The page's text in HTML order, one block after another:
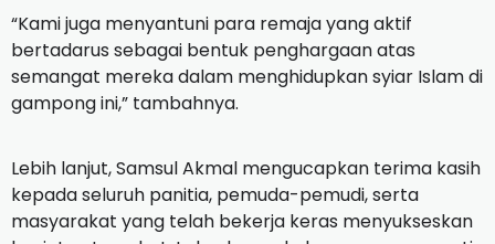
“Kami juga menyantuni para remaja yang aktif
bertadarus sebagai bentuk penghargaan atas
semangat mereka dalam menghidupkan syiar Islam di
gampong ini,” tambahnya.
Lebih lanjut, Samsul Akmal mengucapkan terima kasih
kepada seluruh panitia, pemuda-pemudi, serta
masyarakat yang telah bekerja keras menyukseskan